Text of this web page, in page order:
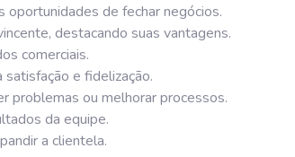
oportunidades de fechar negócios.
destacando suas vantagens.
comerciais.
satisfação e fidelização.
problemas ou melhorar processos.
da equipe.
a clientela.